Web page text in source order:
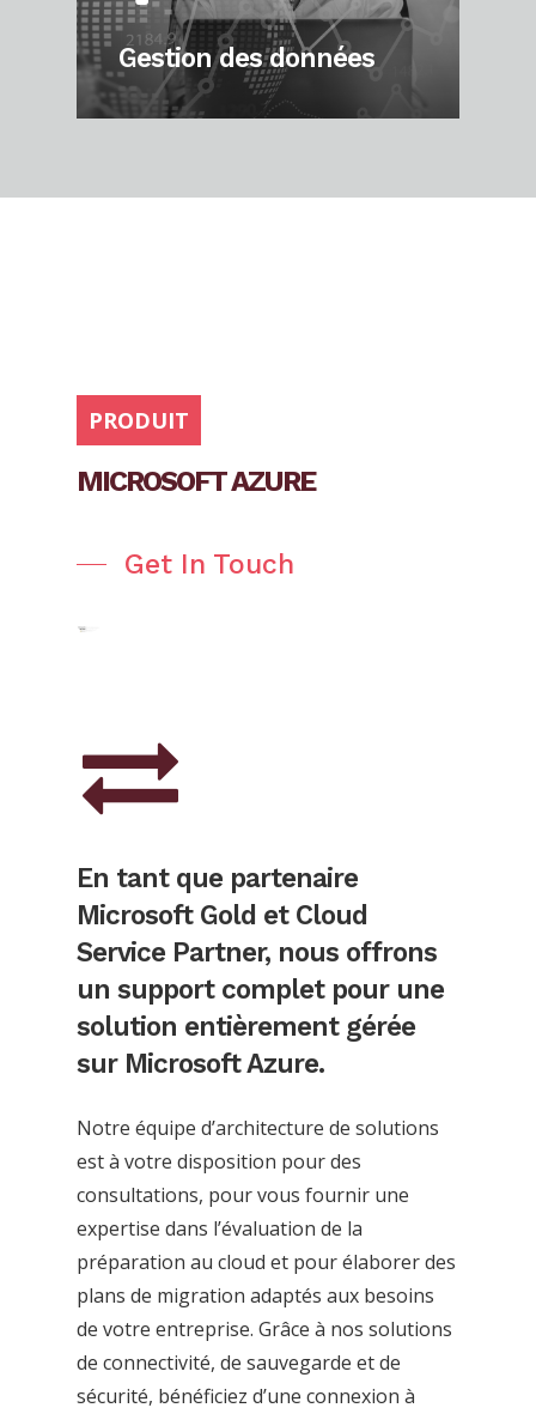
Gestion des données
PRODUIT
MICROSOFT AZURE
Get In Touch
En tant que partenaire
Microsoft Gold et Cloud
Service Partner, nous offrons
un support complet pour une
solution entièrement gérée
sur Microsoft Azure.
Notre équipe d’architecture de solutions
est à votre disposition pour des
consultations, pour vous fournir une
expertise dans l’évaluation de la
préparation au cloud et pour élaborer des
plans de migration adaptés aux besoins
de votre entreprise. Grâce à nos solutions
de connectivité, de sauvegarde et de
sécurité, bénéficiez d’une connexion à